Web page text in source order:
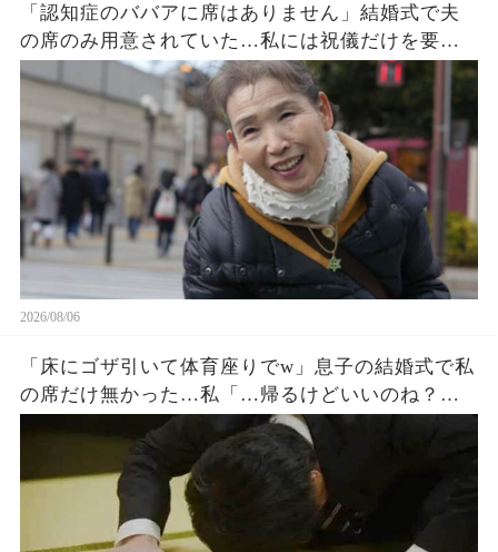
「認知症のババアに席はありません」結婚式で夫
の席のみ用意されていた…私には祝儀だけを要求
する息子夫婦。私たち夫婦は無言で式場を去った
→直後、料金未納で結婚式は取り消された
2026/08/06
「床にゴザ引いて体育座りでw」息子の結婚式で私
の席だけ無かった…私「…帰るけどいいのね？」
息子嫁「とっとと帰れw」→30分後、結婚式でトラ
ブルが起きたw